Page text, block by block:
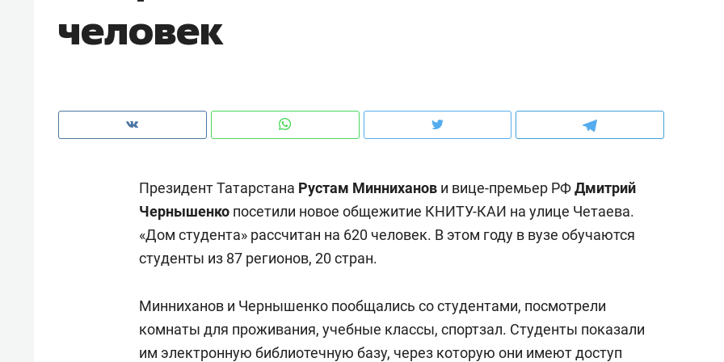
человек
Президент Татарстана Рустам Минниханов и вице-премьер РФДмитрий
Чернышенко посетили новое общежитие КНИТУ-КАИ на улице Четаева.
«Дом студента» рассчитан на 620 человек. В этом году в вузе обучаются
студенты из 87 регионов, 20 стран.
Минниханов и Чернышенко пообщались со студентами, посмотрели
комнаты для проживания, учебные классы, спортзал. Студенты показали
им электронную библиотечную базу, через которую они имеют доступ
чем интересен Оман?
Как ГК «МИР ГРУПП» и ВТБ
создают оазис жилого
комфорта под Казанью
150 камер до квартиры и Face
ID вместо ключа: какой будет
безопасность в ЖК «Нова»
Опыт выживания в
природе, работа
с ментальным и